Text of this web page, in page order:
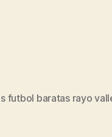
futbol baratas rayo